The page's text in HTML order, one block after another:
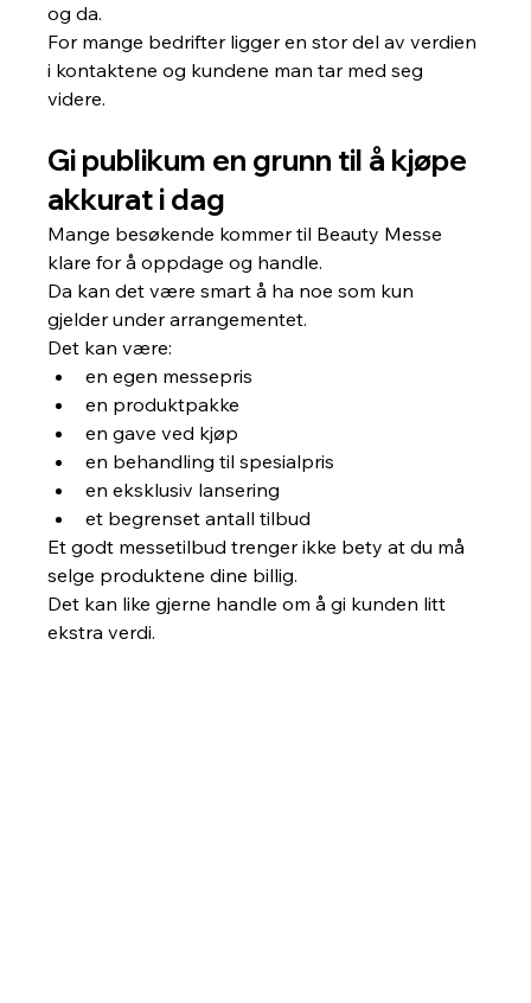
og da.
For mange bedrifter ligger en stor del av verdien
i kontaktene og kundene man tar med seg
videre.
Gi publikum en grunn til å kjøpe
akkurat i dag
Mange besøkende kommer til Beauty Messe
klare for å oppdage og handle.
Da kan det være smart å ha noe som kun
gjelder under arrangementet.
Det kan være:
en egen messepris
en produktpakke
en gave ved kjøp
en behandling til spesialpris
en eksklusiv lansering
et begrenset antall tilbud
Et godt messetilbud trenger ikke bety at du må
selge produktene dine billig.
Det kan like gjerne handle om å gi kunden litt
ekstra verdi.